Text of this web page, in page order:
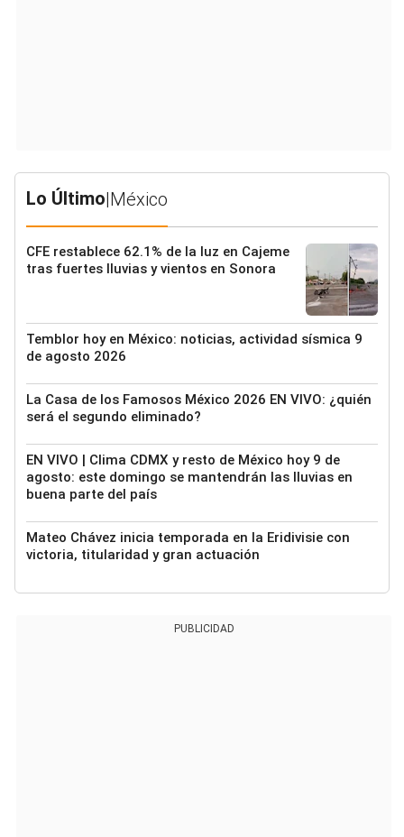
Lo Último|México
CFE restablece 62.1% de la luz en Cajeme
tras fuertes lluvias y vientos en Sonora
Temblor hoy en México: noticias, actividad sísmica 9
de agosto 2026
La Casa de los Famosos México 2026 EN VIVO: ¿quién
será el segundo eliminado?
EN VIVO | Clima CDMX y resto de México hoy 9 de
agosto: este domingo se mantendrán las lluvias en
buena parte del país
Mateo Chávez inicia temporada en la Eridivisie con
victoria, titularidad y gran actuación
PUBLICIDAD